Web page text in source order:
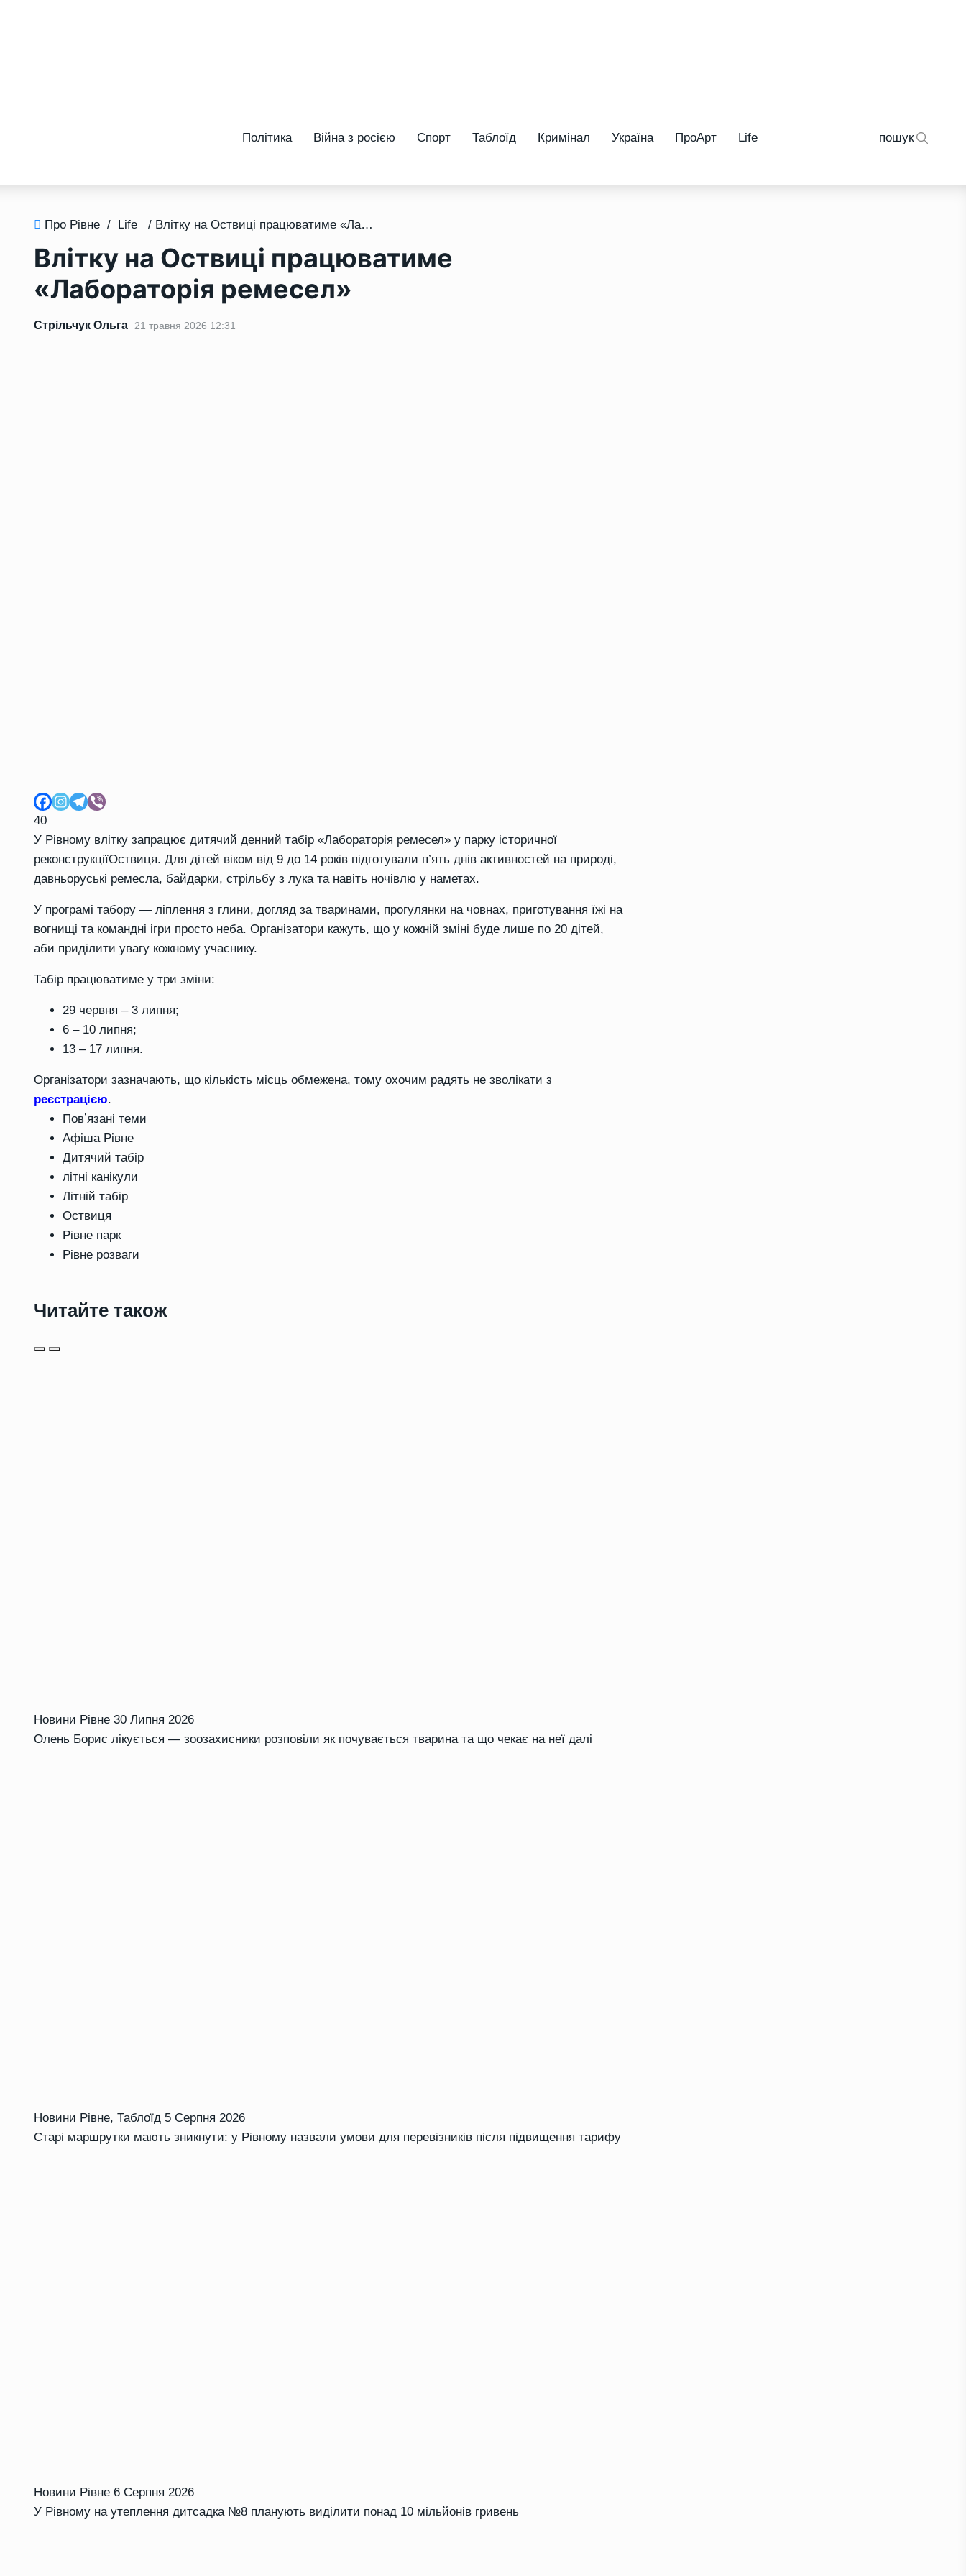
Політика Війна з росією Спорт Таблоїд Кримінал Україна ПроАрт Life пошук
Про Рівне / Life / Влітку на Оствиці працюватиме «Лабораторія ремесел»
Влітку на Оствиці працюватиме
«Лабораторія ремесел»
Стрільчук Ольга 21 травня 2026 12:31
40
У Рівному влітку запрацює дитячий денний табір «Лабораторія ремесел» у парку історичної
реконструкціїОствиця. Для дітей віком від 9 до 14 років підготували п’ять днів активностей на природі,
давньоруські ремесла, байдарки, стрільбу з лука та навіть ночівлю у наметах.
У програмі табору — ліплення з глини, догляд за тваринами, прогулянки на човнах, приготування їжі на
вогнищі та командні ігри просто неба. Організатори кажуть, що у кожній зміні буде лише по 20 дітей,
аби приділити увагу кожному учаснику.
Табір працюватиме у три зміни:
29 червня – 3 липня;
6 – 10 липня;
13 – 17 липня.
Організатори зазначають, що кількість місць обмежена, тому охочим радять не зволікати з
реєстрацією.
Повʼязані теми
Афіша Рівне
Дитячий табір
літні канікули
Літній табір
Оствиця
Рівне парк
Рівне розваги
Читайте також
Новини Рівне 30 Липня 2026
Олень Борис лікується — зоозахисники розповіли як почувається тварина та що чекає на неї далі
Новини Рівне, Таблоїд 5 Серпня 2026
Старі маршрутки мають зникнути: у Рівному назвали умови для перевізників після підвищення тарифу
Новини Рівне 6 Серпня 2026
У Рівному на утеплення дитсадка №8 планують виділити понад 10 мільйонів гривень